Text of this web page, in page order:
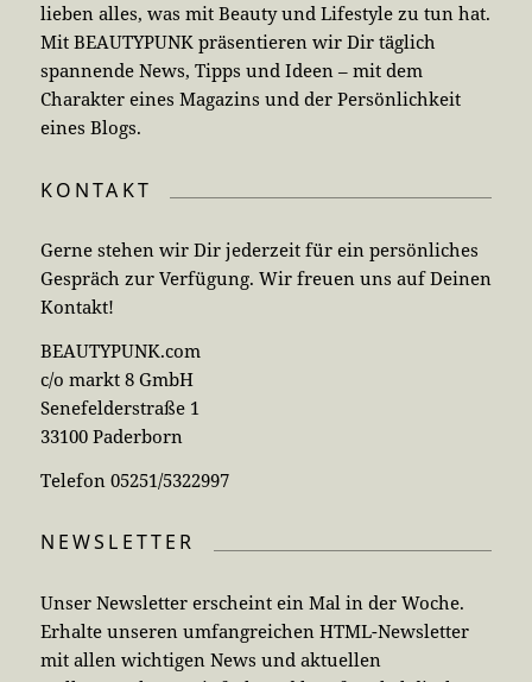
lieben alles, was mit Beauty und Lifestyle zu tun hat.
Mit BEAUTYPUNK präsentieren wir Dir täglich
spannende News, Tipps und Ideen – mit dem
Charakter eines Magazins und der Persönlichkeit
eines Blogs.
KONTAKT
Gerne stehen wir Dir jederzeit für ein persönliches
Gespräch zur Verfügung. Wir freuen uns auf Deinen
Kontakt!
BEAUTYPUNK.com
c/o markt 8 GmbH
Senefelderstraße 1
33100 Paderborn
Telefon 05251/5322997
NEWSLETTER
Unser Newsletter erscheint ein Mal in der Woche.
Erhalte unseren umfangreichen HTML-Newsletter
mit allen wichtigen News und aktuellen